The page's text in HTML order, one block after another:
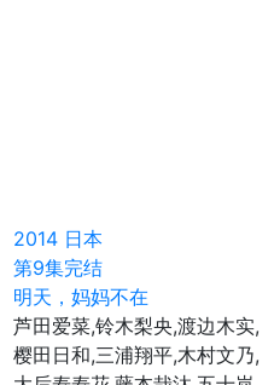
2014 日本
第9集完结
明天，妈妈不在
芦田爱菜,铃木梨央,渡边木实,
樱田日和,三浦翔平,木村文乃,